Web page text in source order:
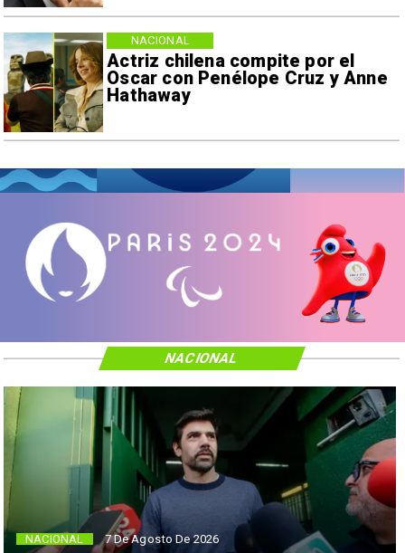
Actriz chilena compite por el
Oscar con Penélope Cruz y Anne
Hathaway
NACIONAL
NACIONAL 7 De Agosto De 2026
NACIONAL